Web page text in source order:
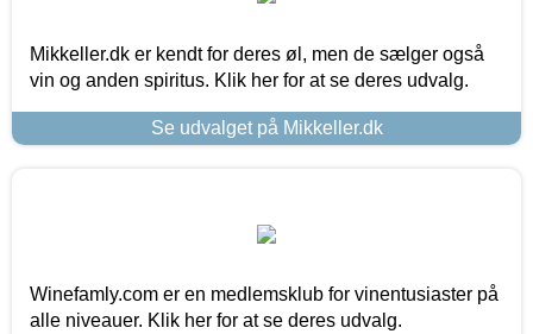
Mikkeller.dk er kendt for deres øl, men de sælger også
vin og anden spiritus. Klik her for at se deres udvalg.
Se udvalget på Mikkeller.dk
Winefamly.com er en medlemsklub for vinentusiaster på
alle niveauer. Klik her for at se deres udvalg.